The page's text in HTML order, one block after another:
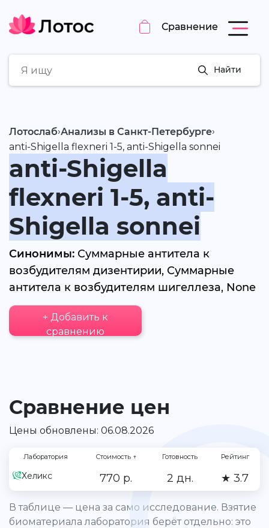
Сравнение
Найти
Лотослаб›Анализы в Санкт-Петербурге›
anti-Shigella flexneri 1-5, anti-Shigella sonnei
anti-Shigella
flexneri 1-5, anti-
Shigella sonnei
Синонимы: Суммарные антитела к
возбудителям дизентирии, Суммарные
антитела к возбудителям шигеллеза, None
+ Добавить к
сравнению
Сравнение цен
Цены обновлены: 06.08.2026
Лаборатория Стоимость ↑ Готовность Рейтинг
Хеликс 770 р. 2 дн. ★ 3.7
В таблице — цена за само исследование. Взятие
биоматериала лаборатория берёт отдельно: это